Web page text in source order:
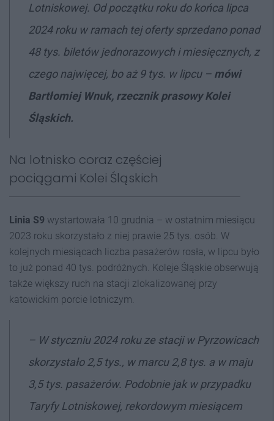
Lotniskowej. Od początku roku do końca lipca
2024 roku w ramach tej oferty sprzedano ponad
48 tys. biletów jednorazowych i miesięcznych, z
czego najwięcej, bo aż 9 tys. w lipcu – mówi
Bartłomiej Wnuk, rzecznik prasowy Kolei
Śląskich.
Na lotnisko coraz częściej
pociągami Kolei Śląskich
Linia S9 wystartowała 10 grudnia – w ostatnim miesiącu
2023 roku skorzystało z niej prawie 25 tys. osób. W
kolejnych miesiącach liczba pasażerów rosła, w lipcu było
to już ponad 40 tys. podróżnych. Koleje Śląskie obserwują
także większy ruch na stacji zlokalizowanej przy
katowickim porcie lotniczym.
– W styczniu 2024 roku ze stacji w Pyrzowicach
skorzystało 2,5 tys., w marcu 2,8 tys. a w maju
3,5 tys. pasażerów. Podobnie jak w przypadku
Taryfy Lotniskowej, rekordowym miesiącem